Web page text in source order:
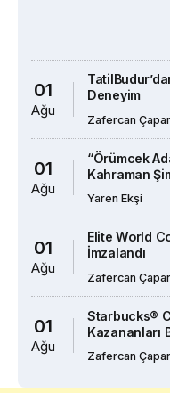
01
Ağu
Deneyim
Zafercan Çapar
01
Ağu
“Örümcek
Kahraman
Yaren Ekşi
01
Ağu
Elite World
İmzalandı
Zafercan Çapar
01
Ağu
Starbucks®
Kazananları
Zafercan Çapar